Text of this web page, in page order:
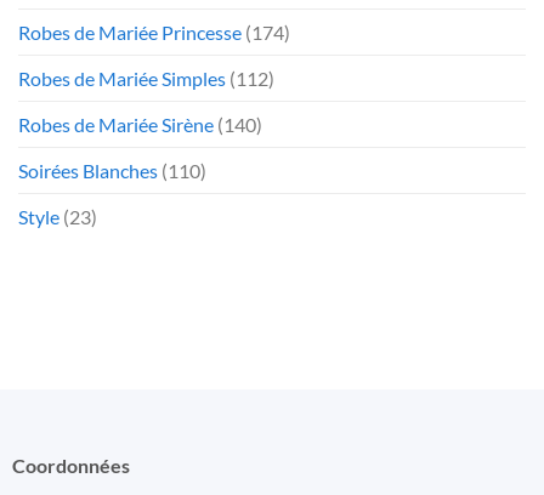
Robes de Mariée Princesse (174)
Robes de Mariée Simples (112)
Robes de Mariée Sirène (140)
Soirées Blanches (110)
Style (23)
Coordonnées